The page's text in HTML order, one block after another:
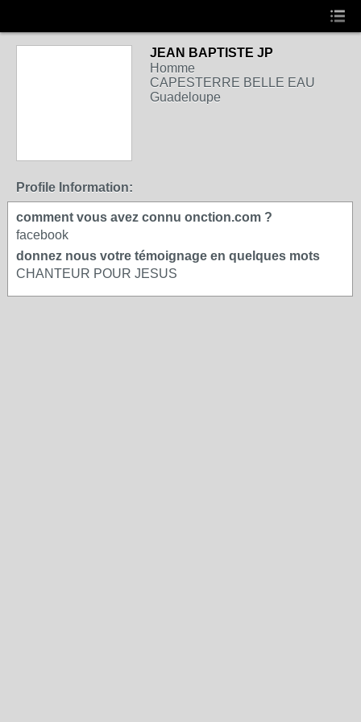
JEAN BAPTISTE JP
Homme
CAPESTERRE BELLE EAU
Guadeloupe
Profile Information:
comment vous avez connu onction.com ?
facebook
donnez nous votre témoignage en quelques mots
CHANTEUR POUR JESUS